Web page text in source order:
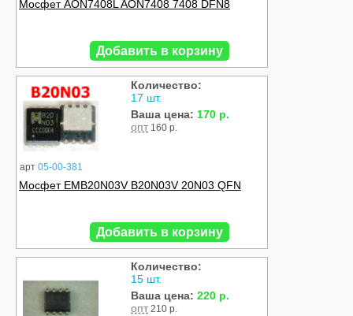
Мосфет AON7408L AON7408 7408 DFN8
Добавить в корзину
арт 05-00-381
Количество:
17 шт.
Ваша цена: 170 р.
опт 160 р.
Мосфет EMB20N03V B20N03V 20N03 QFN
Добавить в корзину
Количество:
15 шт.
Ваша цена: 220 р.
опт 210 р.